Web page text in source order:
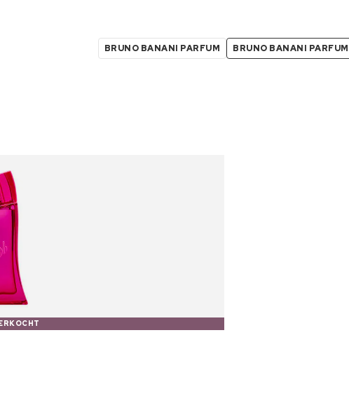
BRUNO BANANI PARFUM BRUNO BANANI PARFUM